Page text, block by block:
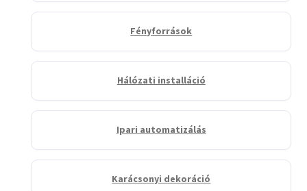
Fényforrások
Hálózati installáció
Ipari automatizálás
Karácsonyi dekoráció